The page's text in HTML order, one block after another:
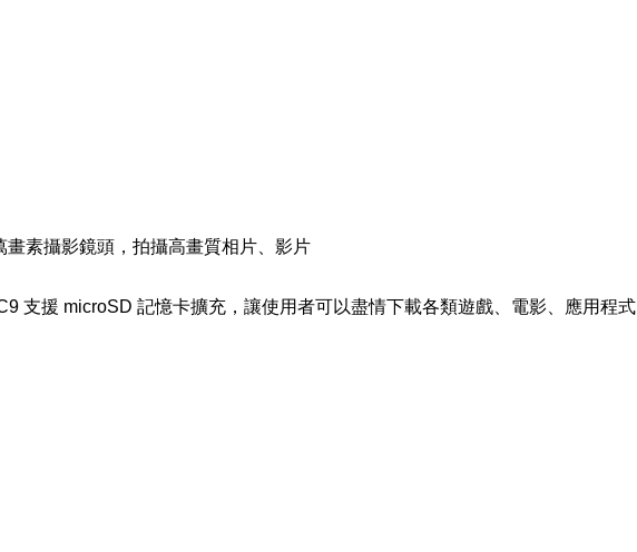
畫素攝影鏡頭，拍攝高畫質相片、影片
支援 microSD 記憶卡擴充，讓使用者可以盡情下載各類遊戲、電影、應用程式